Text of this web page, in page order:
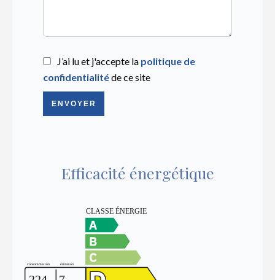
J’ai lu et j'accepte la politique de
confidentialitéde ce site
ENVOYER
Efficacité énergétique